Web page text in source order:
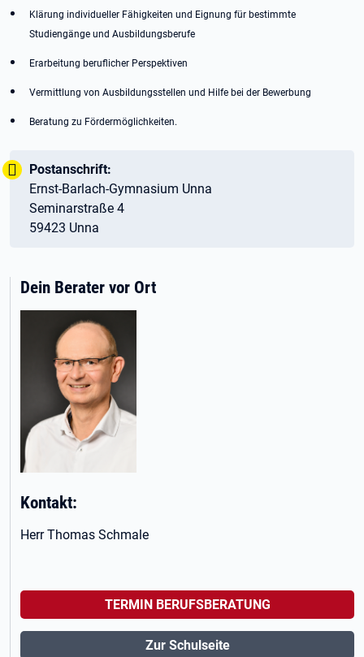
Klärung individueller Fähigkeiten und Eignung für bestimmte
Studiengänge und Ausbildungsberufe
Erarbeitung beruflicher Perspektiven
Vermittlung von Ausbildungsstellen und Hilfe bei der Bewerbung
Beratung zu Fördermöglichkeiten.
Wichtig:
Tipp:
Postanschrift:
Ernst-Barlach-Gymnasium Unna
Seminarstraße 4
59423 Unna
Dein Berater vor Ort
Kontakt:
Herr Thomas Schmale
TERMIN BERUFSBERATUNG
Zur Schulseite